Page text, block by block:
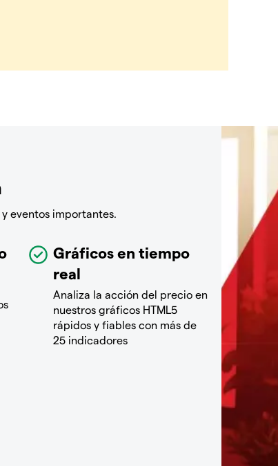
eventos importantes.
Gráficos en tiempo
real
Analiza la acción del precio en
nuestros gráficos HTML5
rápidos y fiables con más de
25 indicadores